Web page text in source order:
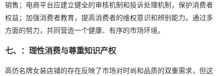
销售；电商平台应建立健全的审核机制和投诉处理机制，保护消费者
权益；加强消费者教育，提高消费者的维权意识和辨别能力。通过多
方面的努力，共同营造一个健康、有序的市场环境。
七、：理性消费与尊重知识产权
高仿名牌女装店铺的存在反映了市场对时尚和品质的双重需求，但这